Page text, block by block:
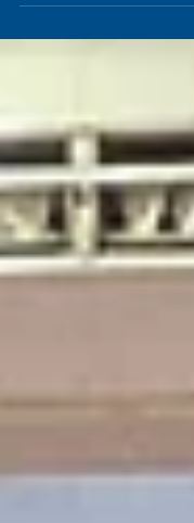
agosto Quer saber
www.alaqmed.com ✨ Não perca a oportunidade
de participar do primeiro
Medicinal da América
grandes eventos
inscrição!